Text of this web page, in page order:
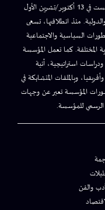
مؤسسة إعلامية وبحثية مستقلة ماليًا وإداريًا، تأسست في 13 أكتوبر/تشرين الأول
منذ انطلاقتها، تسعى
السياسية والاجتماعية
المختلفة. كما تعمل المؤسسة
استراتيجية، آنية
وبالملفات المتشابكة في
المؤسسة تعبر عن وجهات
الرسمي للمؤسسة.
والفن